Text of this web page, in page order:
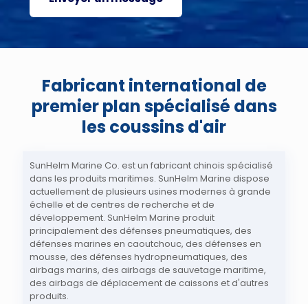
Fabricant international de
premier plan spécialisé dans
les coussins d'air
SunHelm Marine Co. est un fabricant chinois spécialisé
dans les produits maritimes. SunHelm Marine dispose
actuellement de plusieurs usines modernes à grande
échelle et de centres de recherche et de
développement. SunHelm Marine produit
principalement des défenses pneumatiques, des
défenses marines en caoutchouc, des défenses en
mousse, des défenses hydropneumatiques, des
airbags marins, des airbags de sauvetage maritime,
des airbags de déplacement de caissons et d'autres
produits.